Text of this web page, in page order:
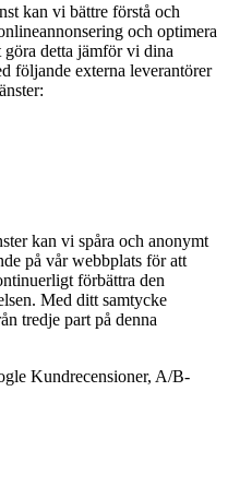
kan vi bättre förstå och
och optimera
göra detta jämför vi dina
följande externa leverantörer
kan vi spåra och anonymt
på vår webbplats för att
förbättra den
Med ditt samtycke
tredje part på denna
Kundrecensioner, A/B-